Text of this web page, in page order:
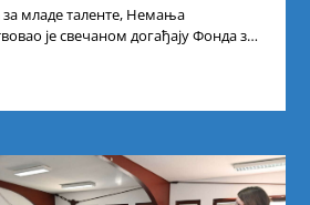
младе таленте, Немања
је свечаном догађају Фонда за